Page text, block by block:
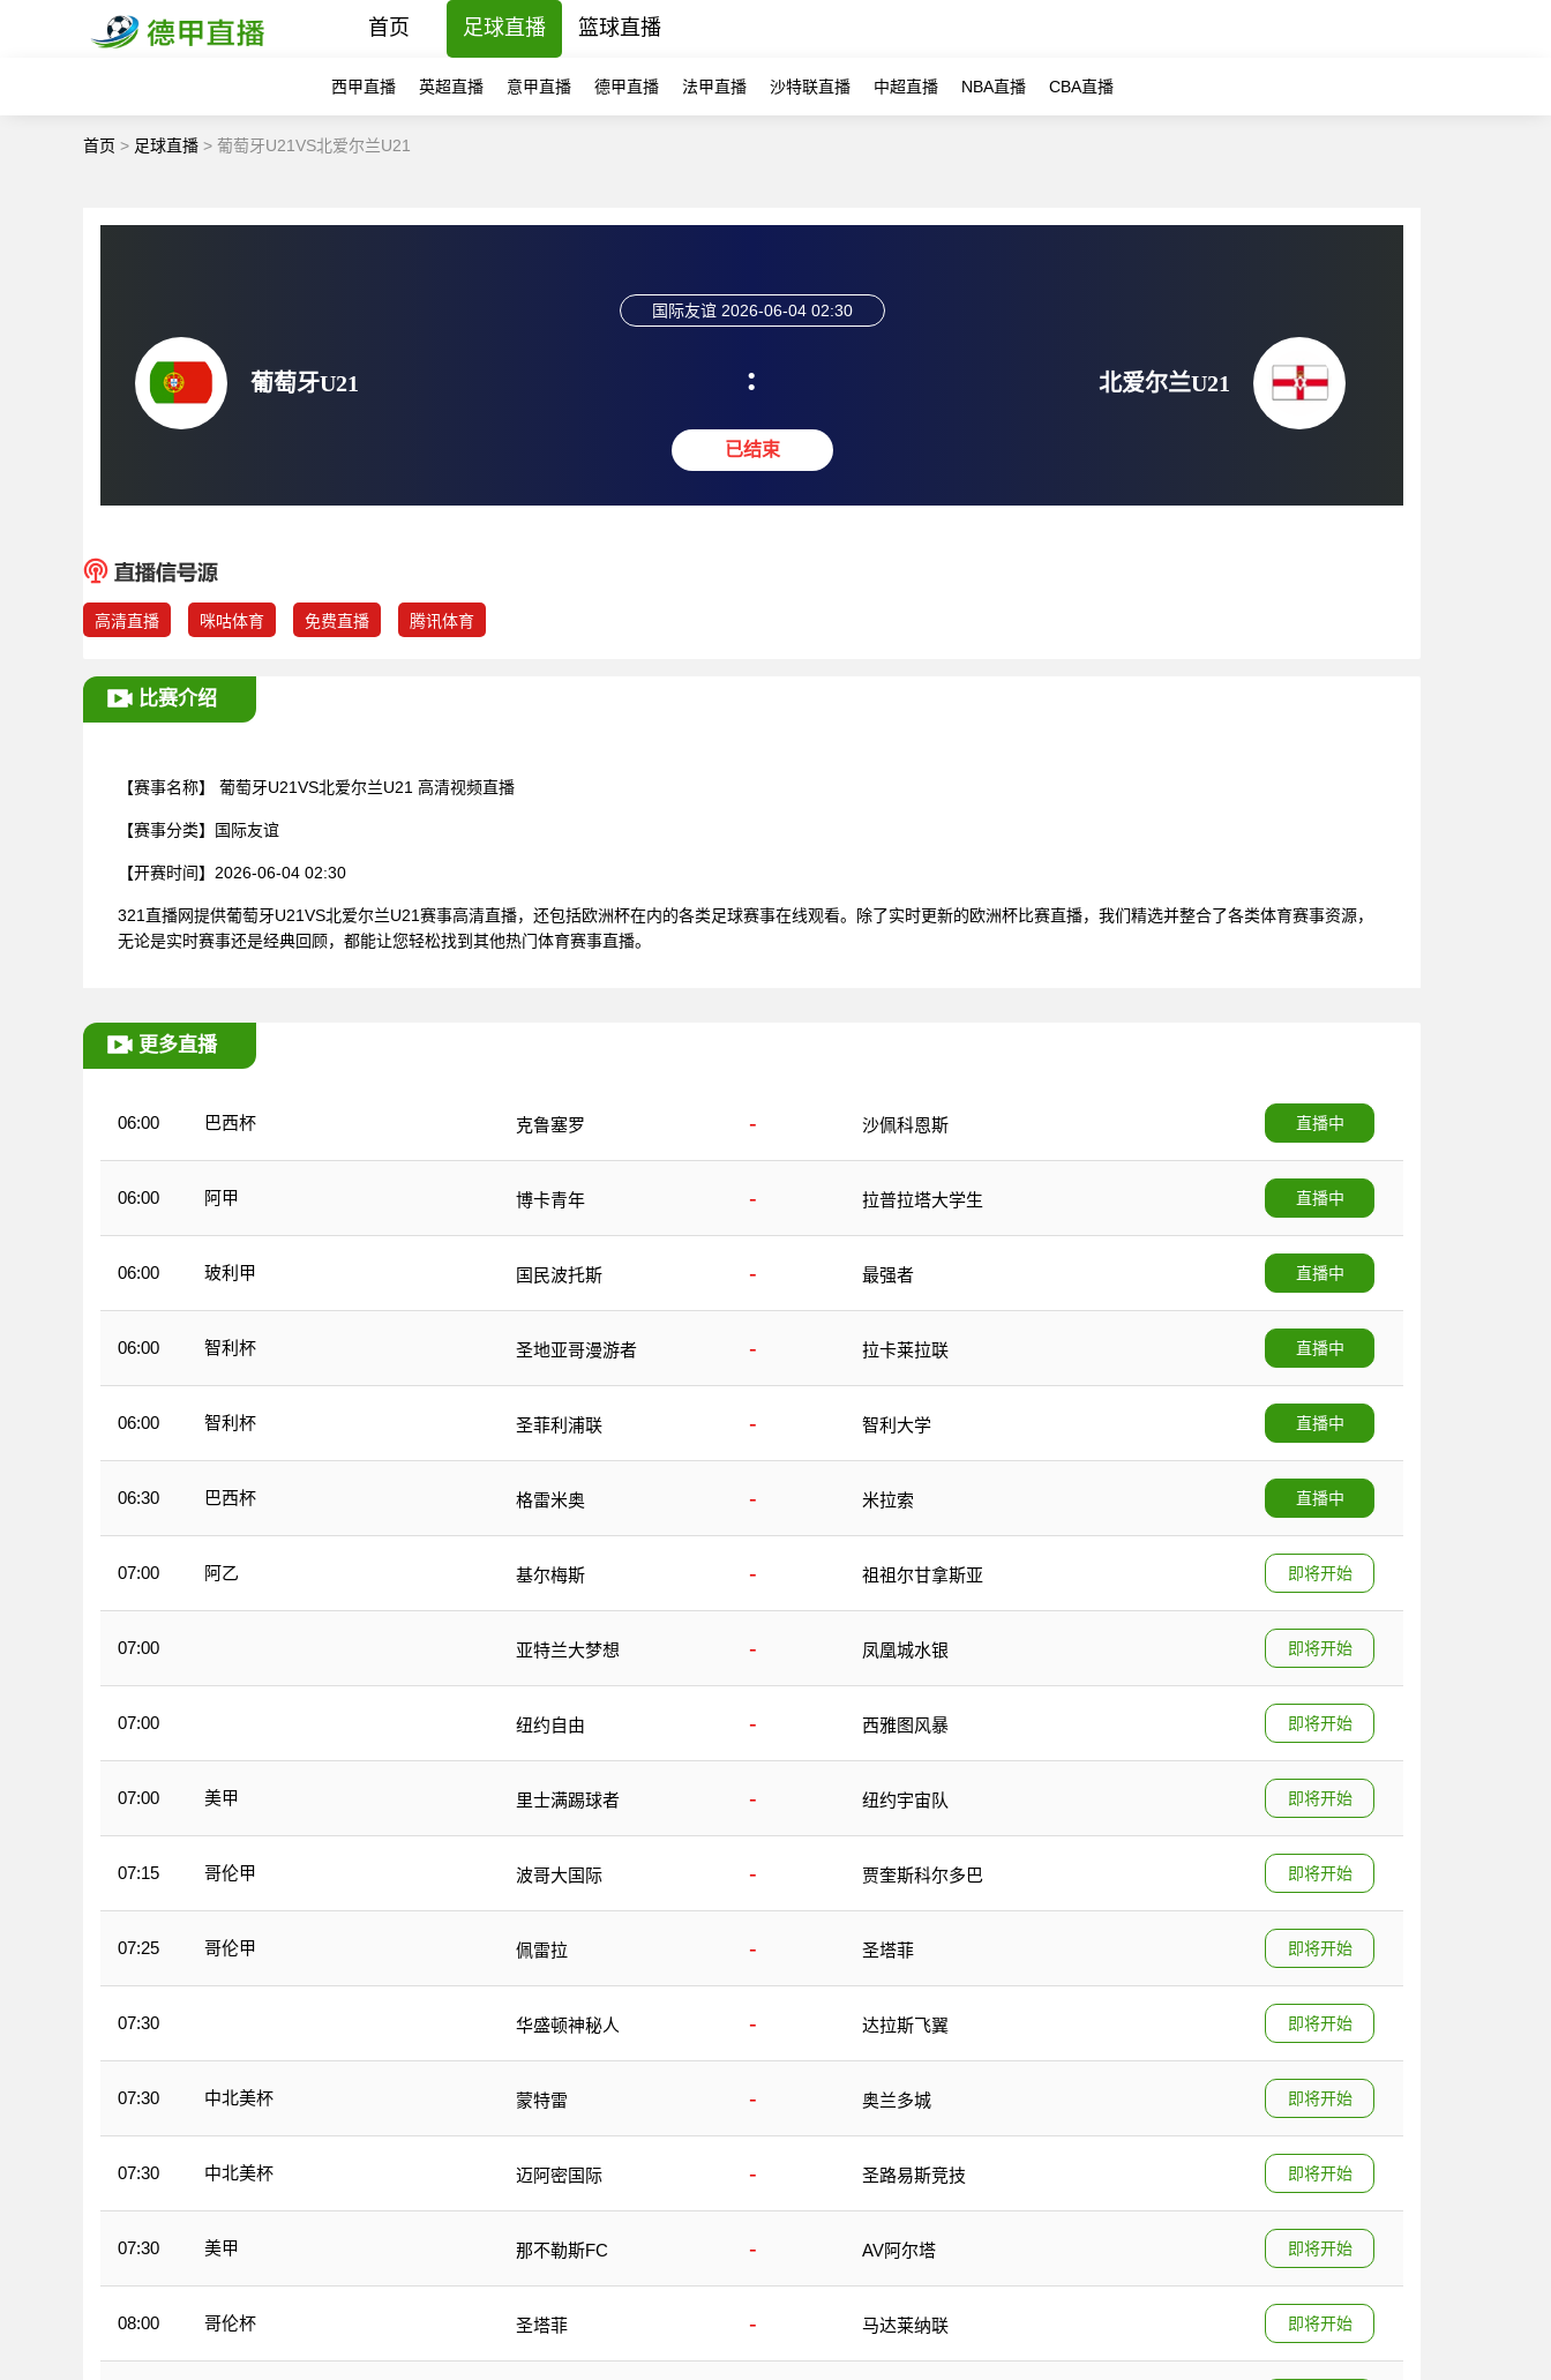
首页 足球直播 篮球直播
西甲直播 英超直播 意甲直播 德甲直播 法甲直播 沙特联直播 中超直播 NBA直播 CBA直播
首页 > 足球直播 > 葡萄牙U21VS北爱尔兰U21
葡萄牙U21
国际友谊 2026-06-04 02:30
:
已结束
北爱尔兰U21
高清直播 咪咕体育 免费直播 腾讯体育
比赛介绍
【赛事名称】 葡萄牙U21VS北爱尔兰U21 高清视频直播
【赛事分类】 国际友谊
【开赛时间】 2026-06-04 02:30
321直播网提供葡萄牙U21VS北爱尔兰U21赛事高清直播，还包括欧洲杯在内的各类足球赛事在线观看。除了实时更新的欧洲杯比赛直播，我们精选并整合了各类体育赛事资源，
无论是实时赛事还是经典回顾，都能让您轻松找到其他热门体育赛事直播。
更多直播
06:00 巴西杯 克鲁塞罗 - 沙佩科恩斯 直播中
06:00 阿甲 博卡青年 - 拉普拉塔大学生 直播中
06:00 玻利甲 国民波托斯 - 最强者 直播中
06:00 智利杯 圣地亚哥漫游者 - 拉卡莱拉联 直播中
06:00 智利杯 圣菲利浦联 - 智利大学 直播中
06:30 巴西杯 格雷米奥 - 米拉索 直播中
07:00 阿乙 基尔梅斯 - 祖祖尔甘拿斯亚 即将开始
07:00
亚特兰大梦想 - 凤凰城水银 即将开始
07:00
纽约自由 - 西雅图风暴 即将开始
07:00 美甲 里士满踢球者 - 纽约宇宙队 即将开始
07:15 哥伦甲 波哥大国际 - 贾奎斯科尔多巴 即将开始
07:25 哥伦甲 佩雷拉 - 圣塔菲 即将开始
07:30
华盛顿神秘人 - 达拉斯飞翼 即将开始
07:30 中北美杯 蒙特雷 - 奥兰多城 即将开始
07:30 中北美杯 迈阿密国际 - 圣路易斯竞技 即将开始
07:30 美甲 那不勒斯FC - AV阿尔塔 即将开始
08:00 哥伦杯 圣塔菲 - 马达莱纳联 即将开始